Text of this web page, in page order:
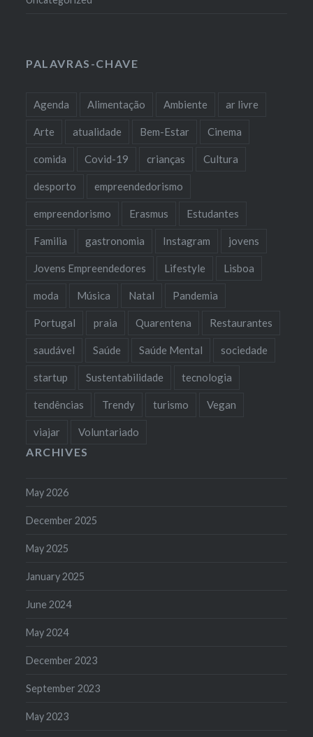
PALAVRAS-CHAVE
Agenda Alimentação Ambiente ar livre
Arte atualidade Bem-Estar Cinema
comida Covid-19 crianças Cultura
desporto empreendedorismo
empreendorismo Erasmus Estudantes
Familia gastronomia Instagram jovens
Jovens Empreendedores Lifestyle Lisboa
moda Música Natal Pandemia
Portugal praia Quarentena Restaurantes
saudável Saúde Saúde Mental sociedade
startup Sustentabilidade tecnologia
tendências Trendy turismo Vegan
viajar Voluntariado
ARCHIVES
May 2026
December 2025
May 2025
January 2025
June 2024
May 2024
December 2023
September 2023
May 2023